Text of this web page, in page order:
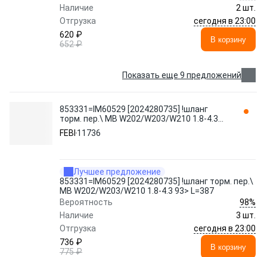
Наличие
2 шт.
Отгрузка
сегодня в 23:00
620 ₽
652 ₽
В корзину
Показать еще 9 предложений
853331=IM60529 [2024280735] !шланг
торм. пер.\ MB W202/W203/W210 1.8-4.3
93> L=387 11736 FEBI
FEBI 11736
Лучшее предложение
853331=IM60529 [2024280735] !шланг торм. пер.\
MB W202/W203/W210 1.8-4.3 93> L=387
Вероятность
98%
Наличие
3 шт.
Отгрузка
сегодня в 23:00
736 ₽
775 ₽
В корзину